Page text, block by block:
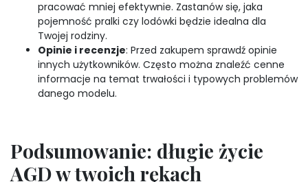
pracować mniej efektywnie. Zastanów się, jaka
pojemność pralki czy lodówki będzie idealna dla
Twojej rodziny.
Opinie i recenzje: Przed zakupem sprawdź opinie
innych użytkowników. Często można znaleźć cenne
informacje na temat trwałości i typowych problemów
danego modelu.
Podsumowanie: długie życie
AGD w twoich rękach